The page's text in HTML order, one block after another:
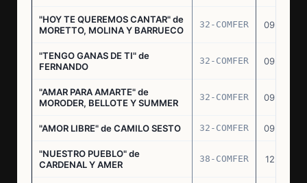
"HOY TE QUEREMOS CANTAR" de
MORETTO, MOLINA Y BARRUECO
32-COMFER 09.09.76
"TENGO GANAS DE TI" de
FERNANDO
32-COMFER 09.09.76
"AMAR PARA AMARTE" de
MORODER, BELLOTE Y SUMMER
32-COMFER 09.09.76
"AMOR LIBRE" de CAMILO SESTO 32-COMFER 09.09.76
"NUESTRO PUEBLO" de
CARDENAL Y AMER
38-COMFER 12.10.76